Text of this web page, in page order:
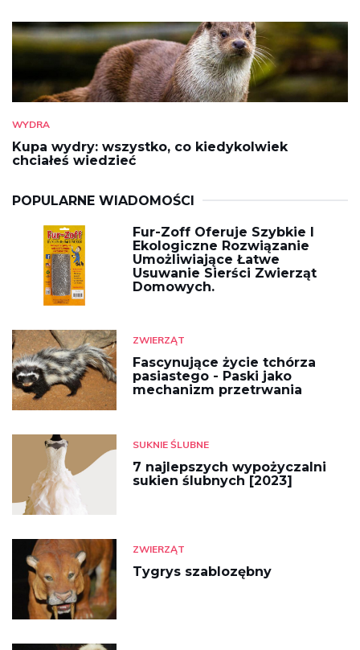
WYDRA
Kupa wydry: wszystko, co kiedykolwiek
chciałeś wiedzieć
POPULARNE WIADOMOŚCI
Fur-Zoff Oferuje Szybkie I
Ekologiczne Rozwiązanie
Umożliwiające Łatwe
Usuwanie Sierści Zwierząt
Domowych.
ZWIERZĄT
Fascynujące życie tchórza
pasiastego - Paski jako
mechanizm przetrwania
SUKNIE ŚLUBNE
7 najlepszych wypożyczalni
sukien ślubnych [2023]
ZWIERZĄT
Tygrys szablozębny